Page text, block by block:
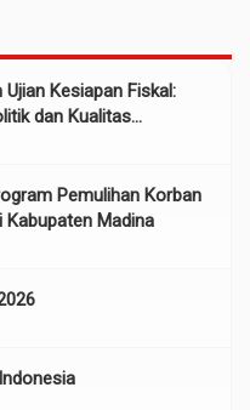
Kesiapan Fiskal:
dan Kualitas
Pemulihan Korban
Kabupaten Madina